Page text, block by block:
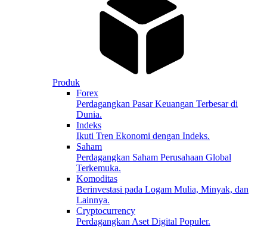
Produk
Forex
Perdagangkan Pasar Keuangan Terbesar di
Dunia.
Indeks
Ikuti Tren Ekonomi dengan Indeks.
Saham
Perdagangkan Saham Perusahaan Global
Terkemuka.
Komoditas
Berinvestasi pada Logam Mulia, Minyak, dan
Lainnya.
Cryptocurrency
Perdagangkan Aset Digital Populer.